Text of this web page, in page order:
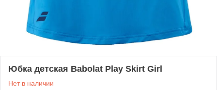
Юбка детская Babolat Play Skirt Girl
Нет в наличии